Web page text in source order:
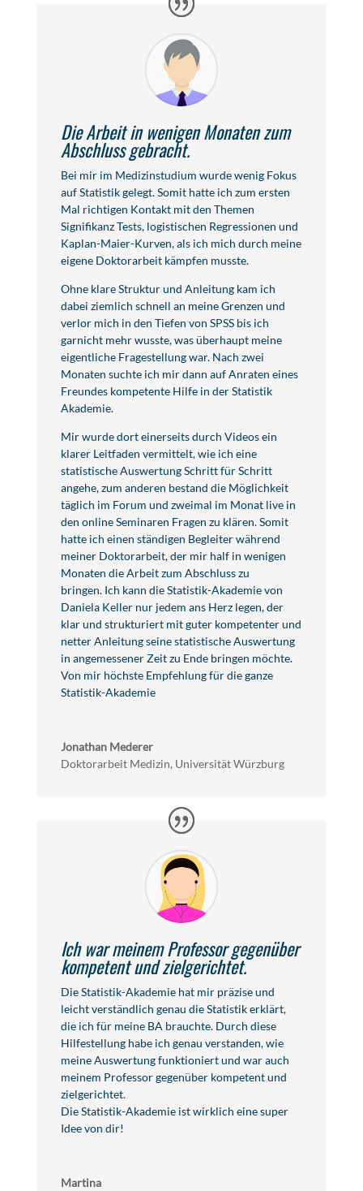
Die Arbeit in wenigen Monaten zum
Abschluss gebracht.
Bei mir im Medizinstudium wurde wenig Fokus
auf Statistik gelegt. Somit hatte ich zum ersten
Mal richtigen Kontakt mit den Themen
Signifikanz Tests, logistischen Regressionen und
Kaplan-Maier-Kurven, als ich mich durch meine
eigene Doktorarbeit kämpfen musste.
Ohne klare Struktur und Anleitung kam ich
dabei ziemlich schnell an meine Grenzen und
verlor mich in den Tiefen von SPSS bis ich
garnicht mehr wusste, was überhaupt meine
eigentliche Fragestellung war. Nach zwei
Monaten suchte ich mir dann auf Anraten eines
Freundes kompetente Hilfe in der Statistik
Akademie.
Mir wurde dort einerseits durch Videos ein
klarer Leitfaden vermittelt, wie ich eine
statistische Auswertung Schritt für Schritt
angehe, zum anderen bestand die Möglichkeit
täglich im Forum und zweimal im Monat live in
den online Seminaren Fragen zu klären. Somit
hatte ich einen ständigen Begleiter während
meiner Doktorarbeit, der mir half in wenigen
Monaten die Arbeit zum Abschluss zu
bringen. Ich kann die Statistik-Akademie von
Daniela Keller nur jedem ans Herz legen, der
klar und strukturiert mit guter kompetenter und
netter Anleitung seine statistische Auswertung
in angemessener Zeit zu Ende bringen möchte.
Von mir höchste Empfehlung für die ganze
Statistik-Akademie
Jonathan Mederer
Doktorarbeit Medizin, Universität Würzburg
Ich war meinem Professor gegenüber
kompetent und zielgerichtet.
Die Statistik-Akademie hat mir präzise und
leicht verständlich genau die Statistik erklärt,
die ich für meine BA brauchte. Durch diese
Hilfestellung habe ich genau verstanden, wie
meine Auswertung funktioniert und war auch
meinem Professor gegenüber kompetent und
zielgerichtet.
Die Statistik-Akademie ist wirklich eine super
Idee von dir!
Martina